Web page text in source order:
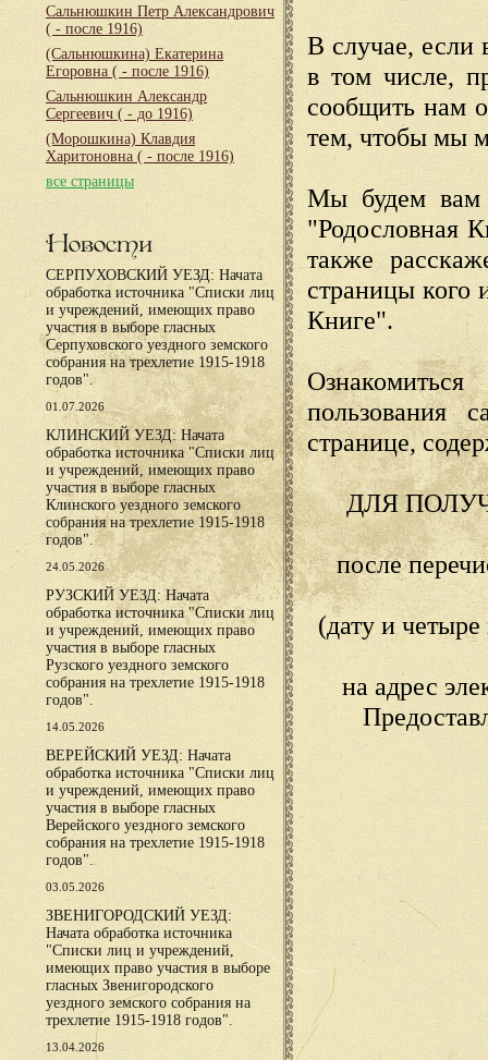
Сальнюшкин Петр Александрович
( - после 1916)
(Сальнюшкина) Екатерина
Егоровна ( - после 1916)
Сальнюшкин Александр
Сергеевич ( - до 1916)
(Морошкина) Клавдия
Харитоновна ( - после 1916)
все страницы
Новости
СЕРПУХОВСКИЙ УЕЗД: Начата
обработка источника "Списки лиц
и учреждений, имеющих право
участия в выборе гласных
Серпуховского уездного земского
собрания на трехлетие 1915-1918
годов".
01.07.2026
КЛИНСКИЙ УЕЗД: Начата
обработка источника "Списки лиц
и учреждений, имеющих право
участия в выборе гласных
Клинского уездного земского
собрания на трехлетие 1915-1918
годов".
24.05.2026
РУЗСКИЙ УЕЗД: Начата
обработка источника "Списки лиц
и учреждений, имеющих право
участия в выборе гласных
Рузского уездного земского
собрания на трехлетие 1915-1918
годов".
14.05.2026
ВЕРЕЙСКИЙ УЕЗД: Начата
обработка источника "Списки лиц
и учреждений, имеющих право
участия в выборе гласных
Верейского уездного земского
собрания на трехлетие 1915-1918
годов".
03.05.2026
ЗВЕНИГОРОДСКИЙ УЕЗД:
Начата обработка источника
"Списки лиц и учреждений,
имеющих право участия в выборе
гласных Звенигородского
уездного земского собрания на
трехлетие 1915-1918 годов".
13.04.2026
В случае, если
в том числе,
сообщить нам
тем, чтобы мы
Мы будем вам
"Родословная
также
страницы кого
Книге".
пользования
странице,
ДЛЯ
после
(дату и
на адрес